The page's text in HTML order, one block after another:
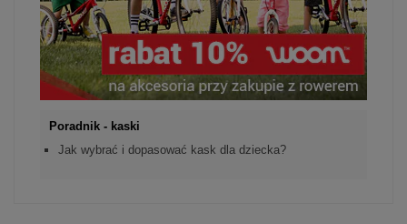
Poradnik - kaski
Jak wybrać i dopasować kask dla dziecka?